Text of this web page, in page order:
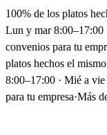
100% de los platos
Lun y mar 8:00–17:00
convenios para tu
platos hechos el
8:00–17:00 · Mié a
para tu empresa·Más